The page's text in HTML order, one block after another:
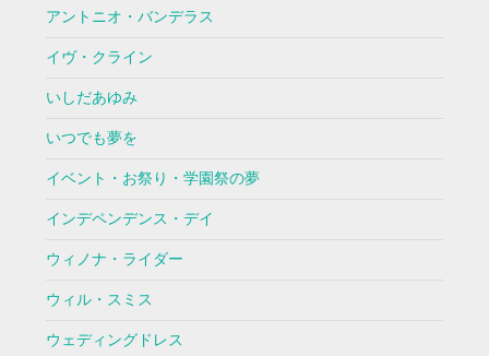
アントニオ・バンデラス
イヴ・クライン
いしだあゆみ
いつでも夢を
イベント・お祭り・学園祭の夢
インデペンデンス・デイ
ウィノナ・ライダー
ウィル・スミス
ウェディングドレス